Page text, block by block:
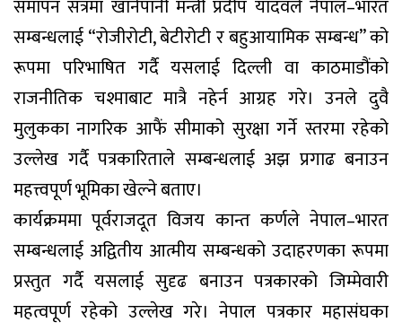
समापन सत्रमा खानेपानी मन्त्री प्रदीप यादवले नेपाल–भारत
सम्बन्धलाई “रोजीरोटी, बेटीरोटी र बहुआयामिक सम्बन्ध” को
रूपमा परिभाषित गर्दै यसलाई दिल्ली वा काठमाडौंको
राजनीतिक चश्माबाट मात्रै नहेर्न आग्रह गरे। उनले दुवै
मुलुकका नागरिक आफैं सीमाको सुरक्षा गर्ने स्तरमा रहेको
उल्लेख गर्दै पत्रकारिताले सम्बन्धलाई अझ प्रगाढ बनाउन
महत्त्वपूर्ण भूमिका खेल्ने बताए।
कार्यक्रममा पूर्वराजदूत विजय कान्त कर्णले नेपाल–भारत
सम्बन्धलाई अद्वितीय आत्मीय सम्बन्धको उदाहरणका रूपमा
प्रस्तुत गर्दै यसलाई सुदृढ बनाउन पत्रकारको जिम्मेवारी
महत्वपूर्ण रहेको उल्लेख गरे। नेपाल पत्रकार महासंघका